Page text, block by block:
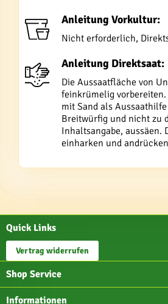
Anleitung Vorkultur:
Nicht erforderlich,
Anleitung Direktsaat:
Die Aussaatfläche von
feinkrümelig vorbereiten.
mit Sand als
Breitwürfig und nicht zu
Inhaltsangabe, aussäen.
einharken und
Quick Links
Vertrag widerrufen
Shop Service
Informationen